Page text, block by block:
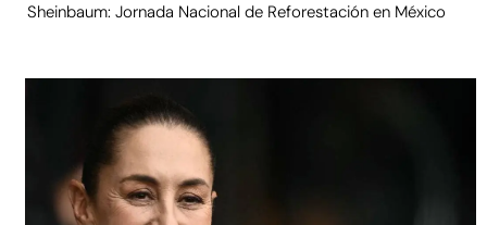
Sheinbaum: Jornada Nacional de Reforestación en México